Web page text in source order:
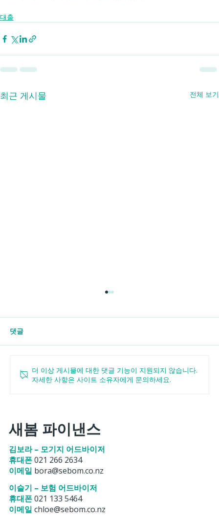
대출
최근 게시물 전체 보기
댓글
더 이상 게시물에 대한 댓글 기능이 지원되지 않습니다.
자세한 사항은 사이트 소유자에게 문의하세요.
새봄 파이낸스
김보라 – 모기지 어드바이저
휴대폰021 266 2634
이메일 bora@sebom.co.nz
이슬기 – 보험 어드바이저
휴대폰021 133 5464
이메일 chloe@sebom.co.nz